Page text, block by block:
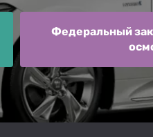
Федеральный